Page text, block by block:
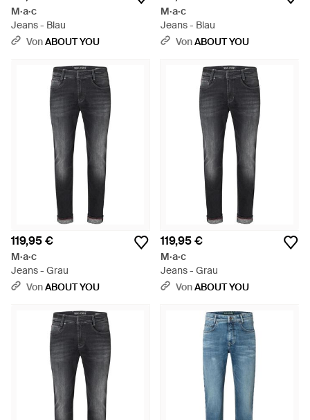
M·a·c
Jeans - Blau
VonABOUT YOU
M·a·c
Jeans - Blau
VonABOUT YOU
119,95 €
M·a·c
Jeans - Grau
VonABOUT YOU
119,95 €
M·a·c
Jeans - Grau
VonABOUT YOU